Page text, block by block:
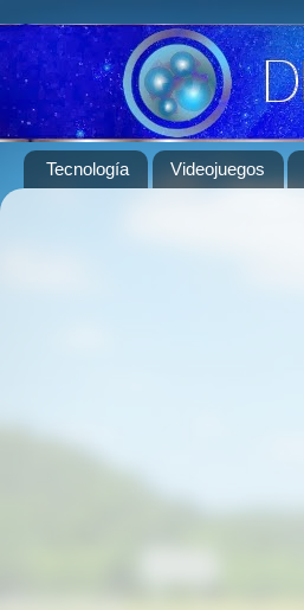
Tecnología Videojuegos